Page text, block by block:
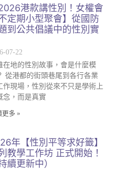
2026港款講性別！女權會
定期小型聚會】從國防
到公共倡議中的性別實
07-22
在地的性別故事，會是什麼模
從港都的街頭巷尾到各行各業
作現場，性別從來不只是學術上
念，而是真實
更多 »
年【性別平等求好籤】
教學工作坊 正式開始！
持續更新中）